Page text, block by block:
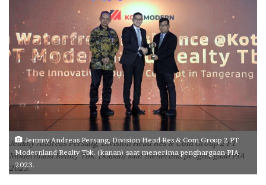
m
a
Jemmy Andreas Persang, Division Head Res & Com Group 2 PT
Modernland Realty Tbk. (kanan) saat menerima penghargaan PIA
2023.
Jemmy Andreas Persang, Division Head Res & Com Group 2 PT
Modernland Realty Tbk. (kanan) saat menerima penghargaan PIA
2023.